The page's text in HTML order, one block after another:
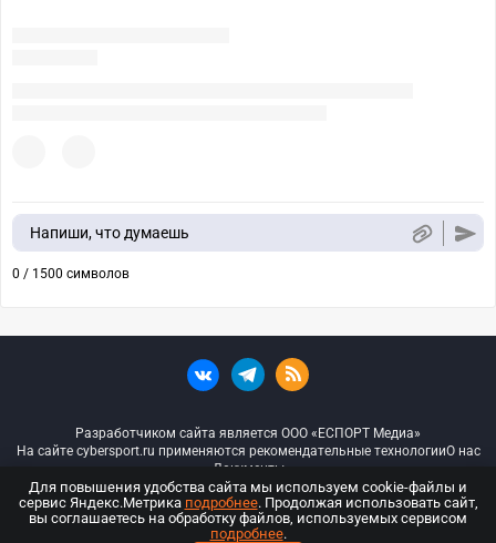
Напиши, что думаешь
0 / 1500 символов
Разработчиком сайта является ООО «ЕСПОРТ Медиа»
На сайте cybersport.ru применяются рекомендательные технологииО нас
Документы
© ООО «Киберспорт.ру» — Все права защищены
Для повышения удобства сайта мы используем cookie-файлы и
сервис Яндекс.Метрика подробнее. Продолжая использовать сайт,
вы соглашаетесь на обработку файлов, используемых сервисом
подробнее.